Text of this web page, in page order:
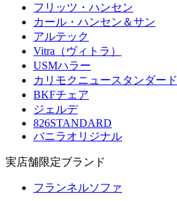
フリッツ・ハンセン
カール・ハンセン＆サン
アルテック
Vitra（ヴィトラ）
USMハラー
カリモクニュースタンダード
BKFチェア
ジェルデ
826STANDARD
バニラオリジナル
実店舗限定ブランド
フランネルソファ